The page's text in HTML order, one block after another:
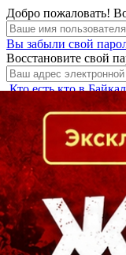
Добро пожаловать!
Вы забыли свой
Восстановите свой
Кто есть кто в